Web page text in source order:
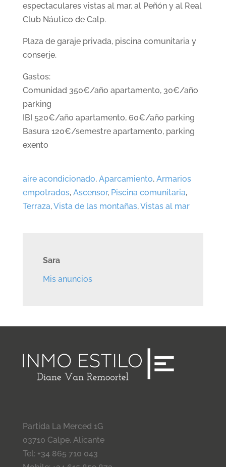
espectaculares vistas al mar, al Peñón y al Real
Club Náutico de Calp.
Plaza de garaje privada, piscina comunitaria y
conserje.
Gastos:
Comunidad 350€/año apartamento, 30€/año
parking
IBI 520€/año apartamento, 60€/año parking
Basura 120€/semestre apartamento, parking
exento
aire acondicionado, Aparcamiento, Armarios
empotrados, Ascensor, Piscina comunitaria,
Terraza,Vista de las montañas,Vistas al mar
Sara
Mis anuncios
Partida La Merced 1G
03710 Calpe, Alicante
Tel: +34 865 710 043